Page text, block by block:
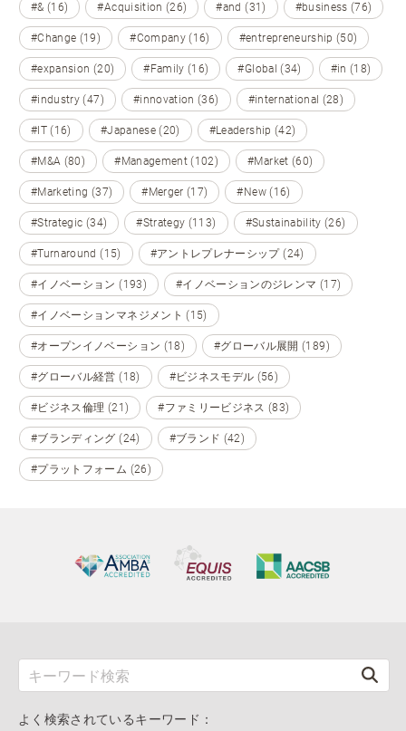
#& (16) #Acquisition (26) #and (31) #business (76)
#Change (19) #Company (16) #entrepreneurship (50)
#expansion (20) #Family (16) #Global (34) #in (18)
#industry (47) #innovation (36) #international (28)
#IT (16) #Japanese (20) #Leadership (42)
#M&A (80) #Management (102) #Market (60)
#Marketing (37) #Merger (17) #New (16)
#Strategic (34) #Strategy (113) #Sustainability (26)
#Turnaround (15) #アントレプレナーシップ (24)
#イノベーション (193) #イノベーションのジレンマ (17)
#イノベーションマネジメント (15)
#オープンイノベーション (18) #グローバル展開 (189)
#グローバル経営 (18) #ビジネスモデル (56)
#ビジネス倫理 (21) #ファミリービジネス (83)
#ブランディング (24) #ブランド (42)
#プラットフォーム (26)
よく検索されているキーワード：